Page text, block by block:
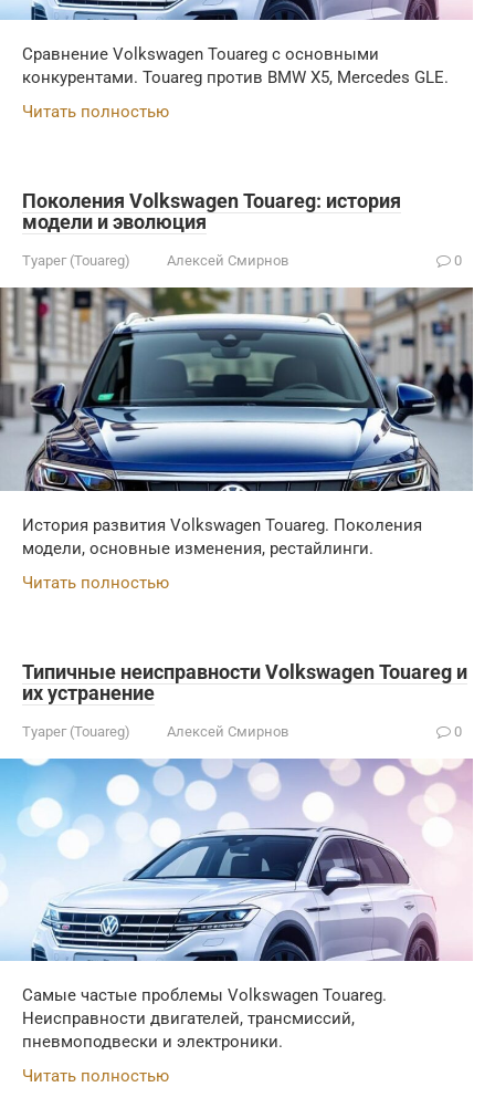
Сравнение Volkswagen Touareg с основными
конкурентами. Touareg против BMW X5, Mercedes GLE.
Читать полностью
Поколения Volkswagen Touareg: история
модели и эволюция
Туарег (Touareg) Алексей Смирнов 0
История развития Volkswagen Touareg. Поколения
модели, основные изменения, рестайлинги.
Читать полностью
Типичные неисправности Volkswagen Touareg и
их устранение
Туарег (Touareg) Алексей Смирнов 0
Самые частые проблемы Volkswagen Touareg.
Неисправности двигателей, трансмиссий,
пневмоподвески и электроники.
Читать полностью